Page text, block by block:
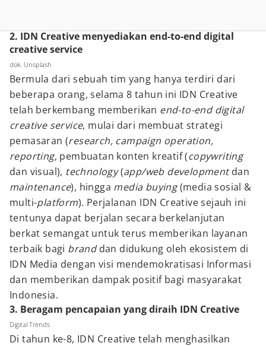
2. IDN Creative menyediakan end-to-end digital
creative service
dok. Unsplash
Bermula dari sebuah tim yang hanya terdiri dari
beberapa orang, selama 8 tahun ini IDN Creative
telah berkembang memberikan end-to-end digital
creative service, mulai dari membuat strategi
pemasaran (research, campaign operation,
reporting, pembuatan konten kreatif (copywriting
dan visual), technology(app/web developmentdan
maintenance), hingga media buying(media sosial &
multi-platform). Perjalanan IDN Creative sejauh ini
tentunya dapat berjalan secara berkelanjutan
berkat semangat untuk terus memberikan layanan
terbaik bagi branddan didukung oleh ekosistem di
IDN Media dengan visi mendemokratisasi Informasi
dan memberikan dampak positif bagi masyarakat
Indonesia.
3. Beragam pencapaian yang diraih IDN Creative
Digital Trends
Di tahun ke-8, IDN Creative telah menghasilkan